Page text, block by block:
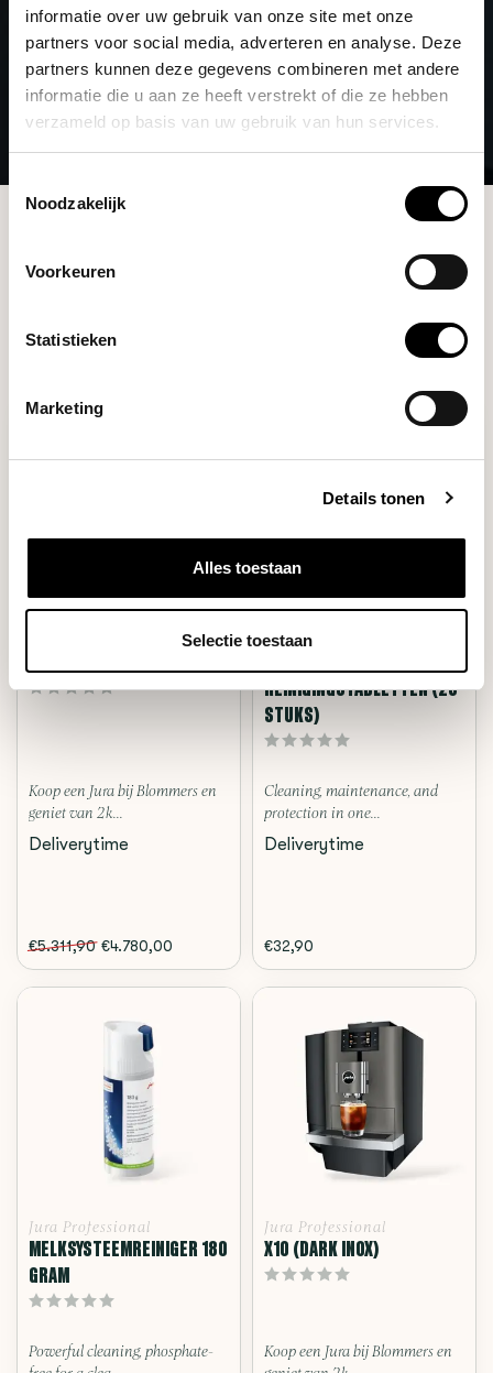
informatie over uw gebruik van onze site met onze
partners voor social media, adverteren en analyse. Deze
partners kunnen deze gegevens combineren met andere
informatie die u aan ze heeft verstrekt of die ze hebben
verzameld op basis van uw gebruik van hun services.
Toestemmingsselectie
Noodzakelijk
Voorkeuren
Statistieken
Marketing
Details tonen
Alles toestaan
Selectie toestaan
Merken
Koop een Jura bij Blommers en
geniet van 2 k...
Deliverytime
€5.311,90 €4.780,00
Jura Professional
REINIGINGSTABLETTEN (25
STUKS)
Cleaning, maintenance, and
protection in one...
Deliverytime
€32,90
Jura Professional
MELKSYSTEEMREINIGER 180
GRAM
Powerful cleaning, phosphate-
Jura Professional
X10 (DARK INOX)
Koop een Jura bij Blommers en